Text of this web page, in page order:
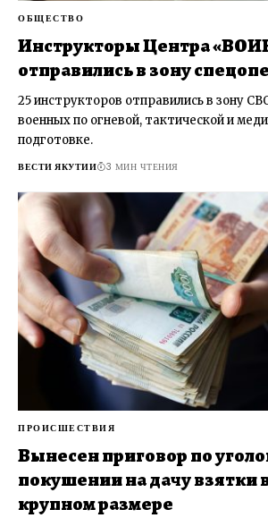
ОБЩЕСТВО
Инструкторы Центра
отправились в зону
25 инструкторов отправились в зону
военных по огневой, тактической и
подготовке.
ВЕСТИ ЯКУТИИ 3 МИН ЧТЕНИЯ
ПРОИСШЕСТВИЯ
Вынесен приговор по
покушении на дачу взятки
крупном размере